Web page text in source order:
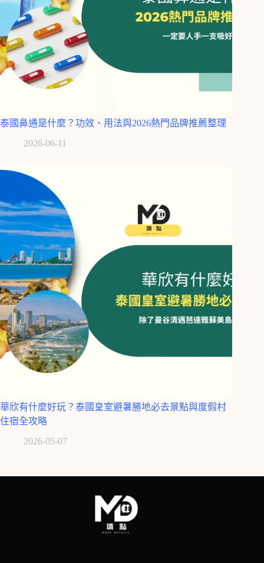
泰國鼻通是什麼？功效、用法與2026熱門品牌推薦整理
2026-06-11
華欣有什麼好玩？泰國皇室避暑勝地必去景點與度假村
住宿全攻略
2026-05-07